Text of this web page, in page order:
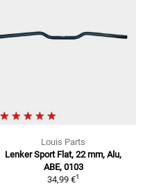
Louis Parts
Lenker Sport Flat, 22 mm, Alu,
ABE, 0103
34,99 €1